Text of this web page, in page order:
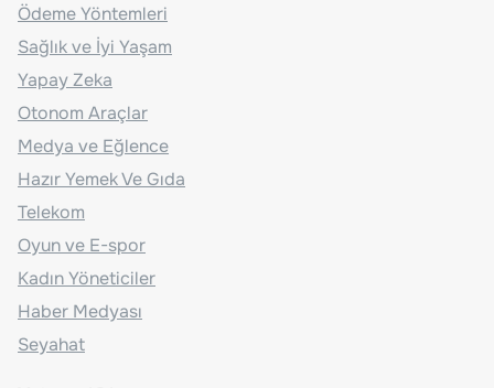
Ödeme Yöntemleri
Sağlık ve İyi Yaşam
Yapay Zeka
Otonom Araçlar
Medya ve Eğlence
Hazır Yemek Ve Gıda
Telekom
Oyun ve E-spor
Kadın Yöneticiler
Haber Medyası
Seyahat